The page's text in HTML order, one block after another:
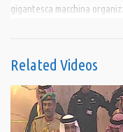
gigantesca macchina
Sarò Franco è la
reporter indipendente e
Condividi
Related Videos